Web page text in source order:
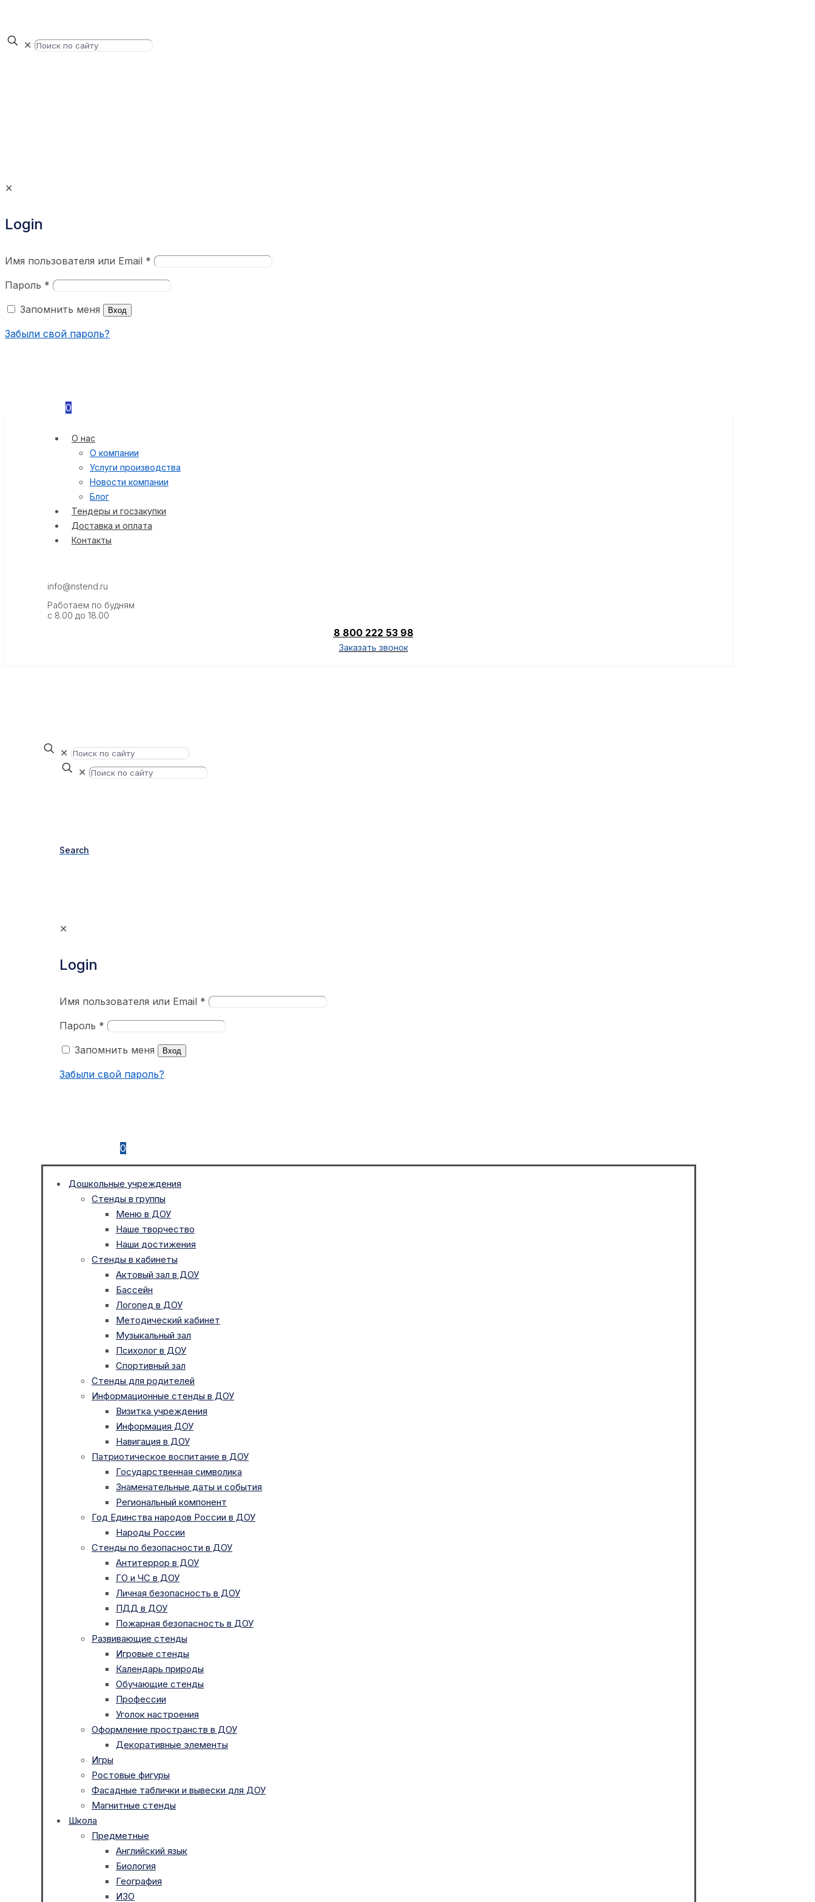
✕
✕
Login
Имя пользователя или Email *
Пароль *
Запомнить меня
Вход
Забыли свой пароль?
0
О нас
О компании
Услуги производства
Новости компании
Блог
Тендеры и госзакупки
Доставка и оплата
Контакты
info@nstend.ru
Работаем по будням
с 8.00 до 18.00
8 800 222 53 98
Заказать звонок
✕
✕
Search
✕
Login
Имя пользователя или Email *
Пароль *
Запомнить меня
Вход
Забыли свой пароль?
0
Дошкольные учреждения
Стенды в группы
Меню в ДОУ
Наше творчество
Наши достижения
Стенды в кабинеты
Актовый зал в ДОУ
Бассейн
Логопед в ДОУ
Методический кабинет
Музыкальный зал
Психолог в ДОУ
Спортивный зал
Стенды для родителей
Информационные стенды в ДОУ
Визитка учреждения
Информация ДОУ
Навигация в ДОУ
Патриотическое воспитание в ДОУ
Государственная символика
Знаменательные даты и события
Региональный компонент
Год Единства народов России в ДОУ
Народы России
Стенды по безопасности в ДОУ
Антитеррор в ДОУ
ГО и ЧС в ДОУ
Личная безопасность в ДОУ
ПДД в ДОУ
Пожарная безопасность в ДОУ
Развивающие стенды
Игровые стенды
Календарь природы
Обучающие стенды
Профессии
Уголок настроения
Оформление пространств в ДОУ
Декоративные элементы
Игры
Ростовые фигуры
Фасадные таблички и вывески для ДОУ
Магнитные стенды
Школа
Предметные
Английский язык
Биология
География
ИЗО